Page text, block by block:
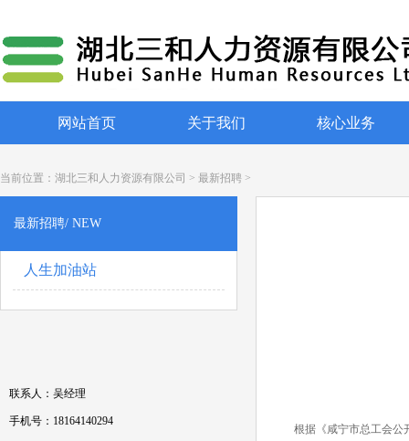
网站首页 关于我们 核心业务
当前位置： 湖北三和人力资源有限公司 > 最新招聘 >
最新招聘/ NEW
人生加油站
联系人：吴经理
手机号：18164140294
根据《咸宁市总工会公开